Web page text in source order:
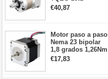
contragolpe 15
arcmin para motor
€40,87
Motor paso a paso
Nema 23 bipolar
1,8 grados 1,26Nm
2,8A 2,5V
57x57x56mm 4
€17,83